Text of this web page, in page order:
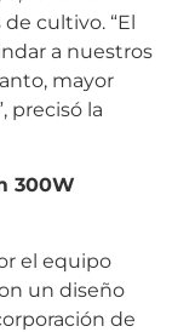
cultivo. “El
a nuestros
mayor
precisó la
300W
el equipo
un diseño
de